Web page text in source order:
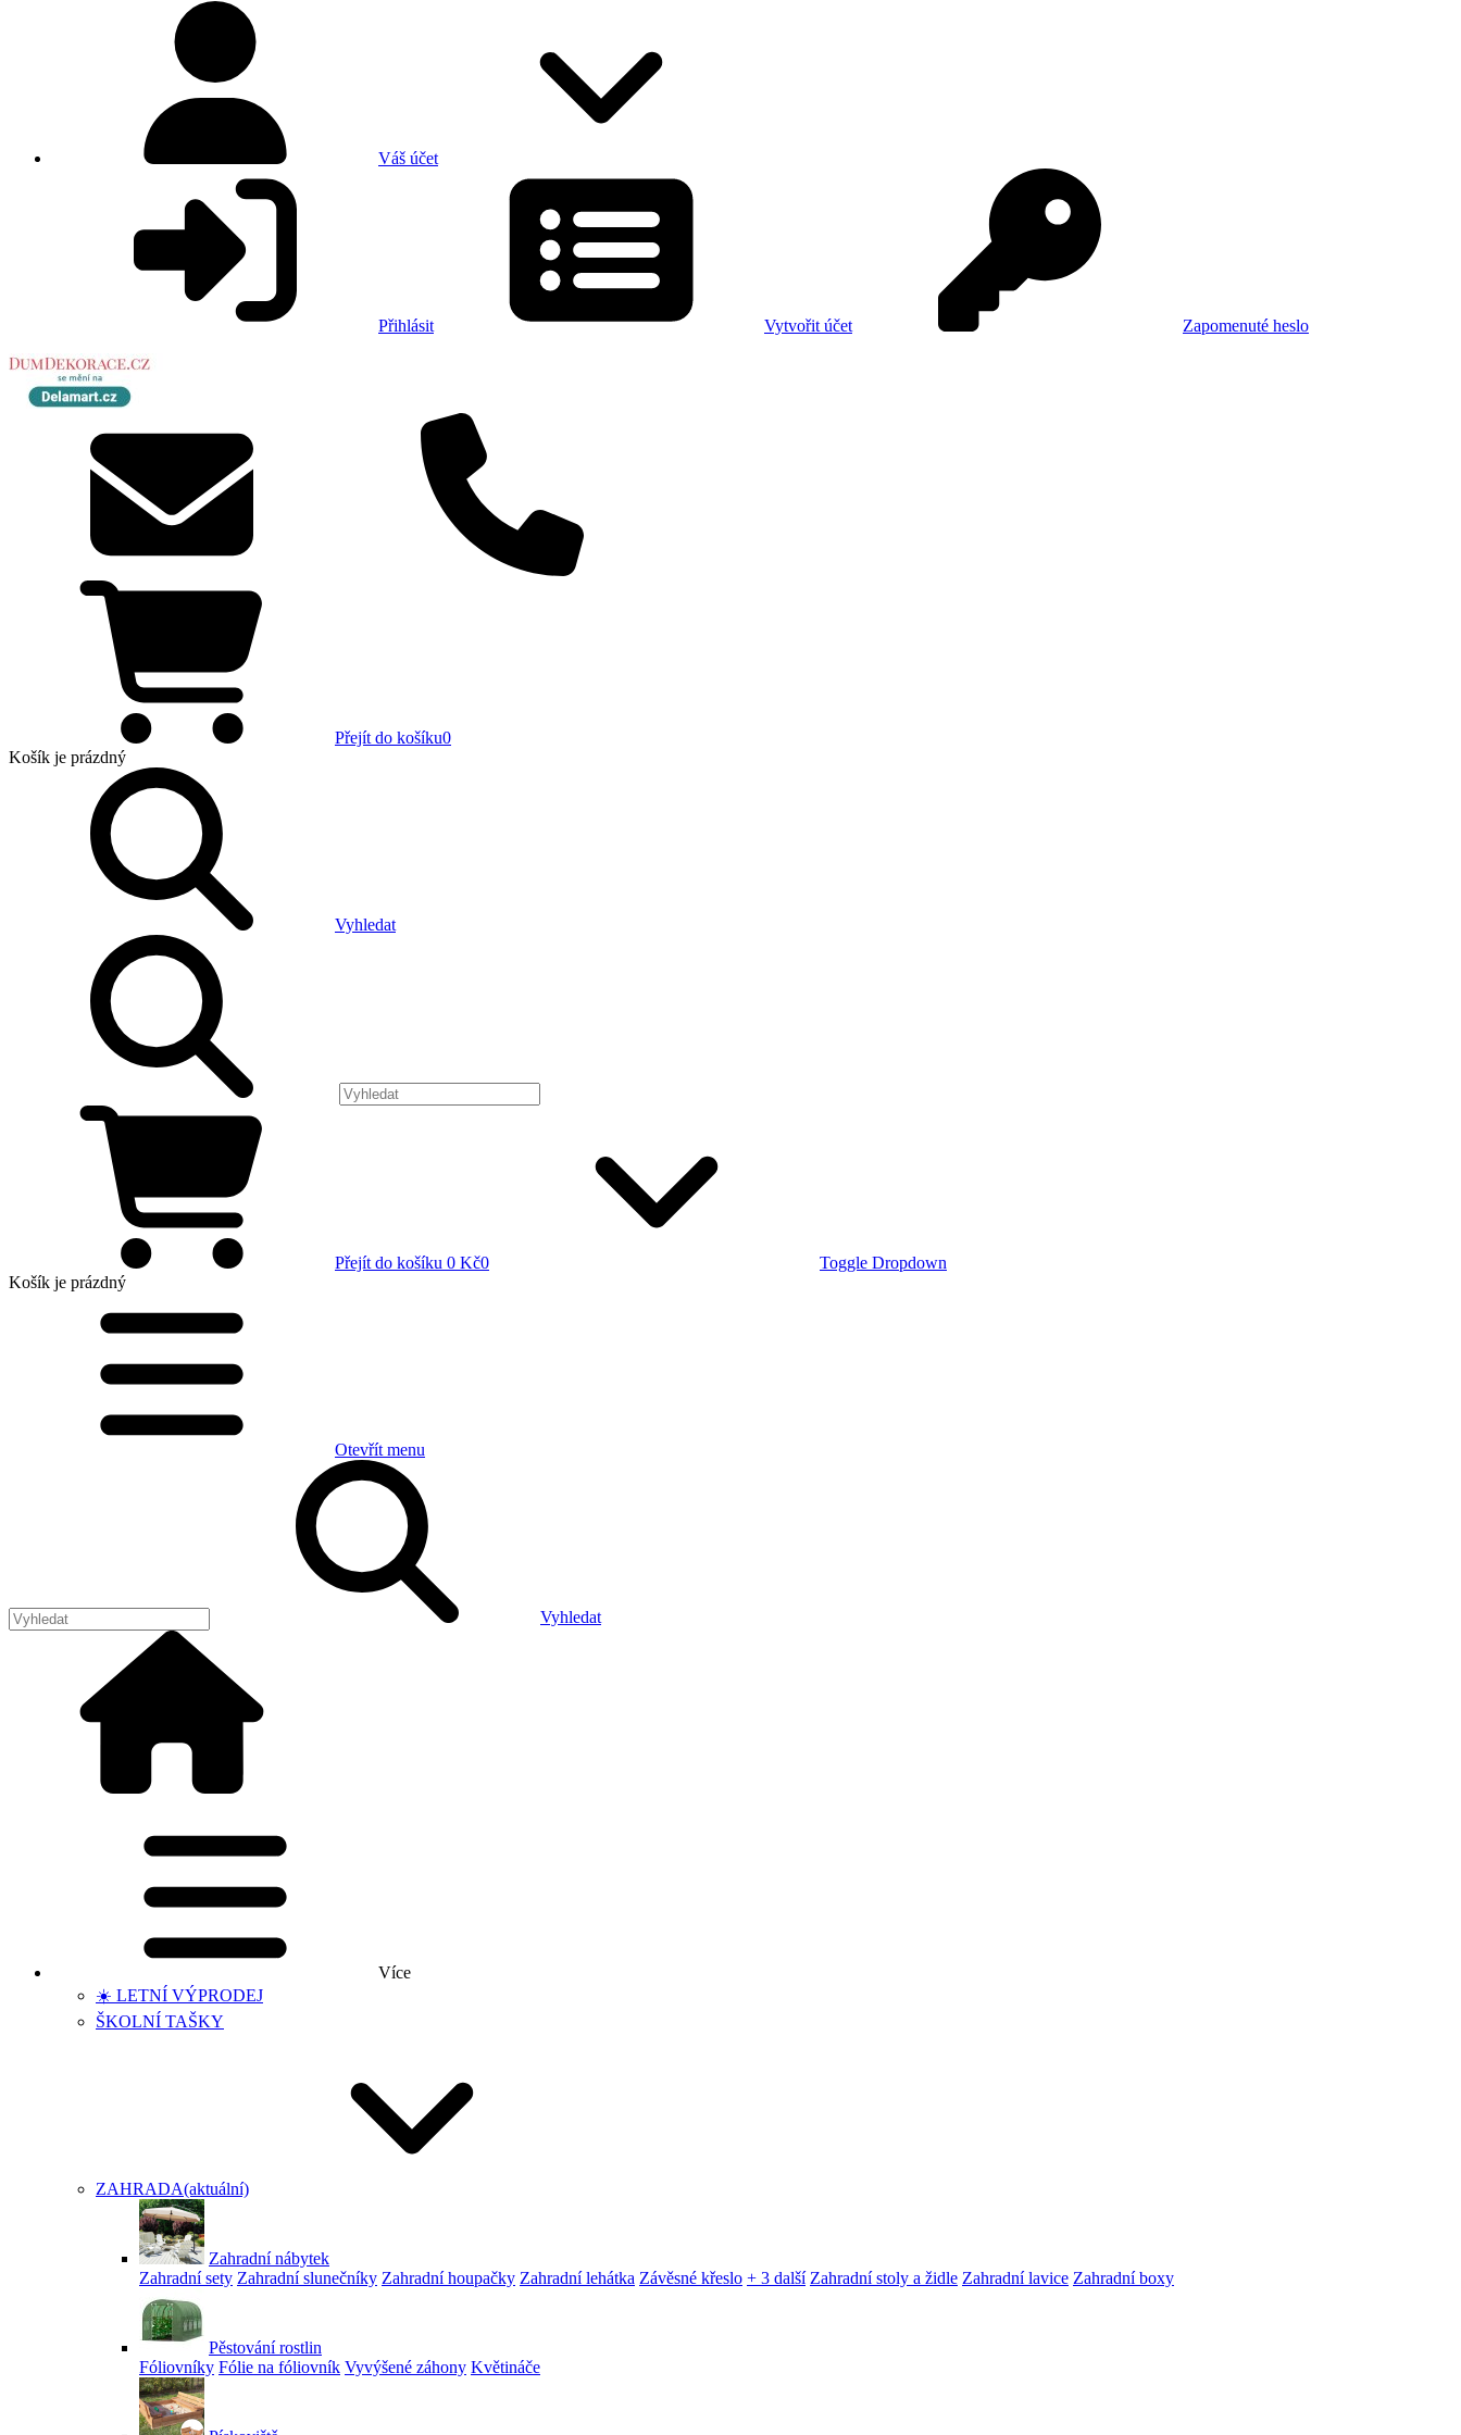
Váš účet
Přihlásit Vytvořit účet Zapomenuté heslo
Přejít do košíku0
Košík je prázdný
Vyhledat
Přejít do košíku 0 Kč0
Toggle Dropdown
Košík je prázdný
Otevřít menu
Vyhledat
Více
☀️ LETNÍ VÝPRODEJ
ŠKOLNÍ TAŠKY
ZAHRADA(aktuální)
Zahradní nábytek
Zahradní sety Zahradní slunečníky Zahradní houpačky Zahradní lehátka Závěsné křeslo + 3 další Zahradní stoly a židle Zahradní lavice Zahradní boxy
Pěstování rostlin
Fóliovníky Fólie na fóliovník Vyvýšené záhony Květináče